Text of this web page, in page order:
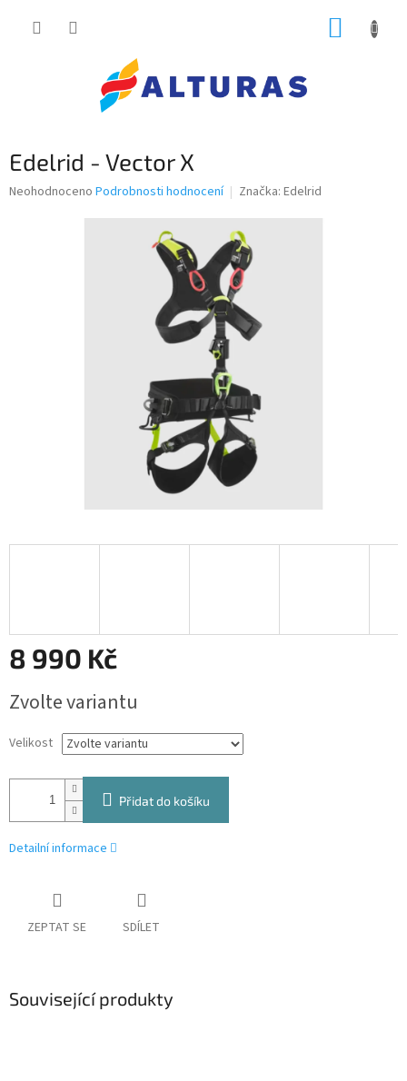
Edelrid - Vector X
Průměrné
Neohodnoceno Podrobnosti hodnocení Značka: Edelrid
8 990 Kč
cena:
Zvolte variantu
Velikost
Přidat do košíku
Detailní informace
ZEPTAT SE SDÍLET
Související produkty